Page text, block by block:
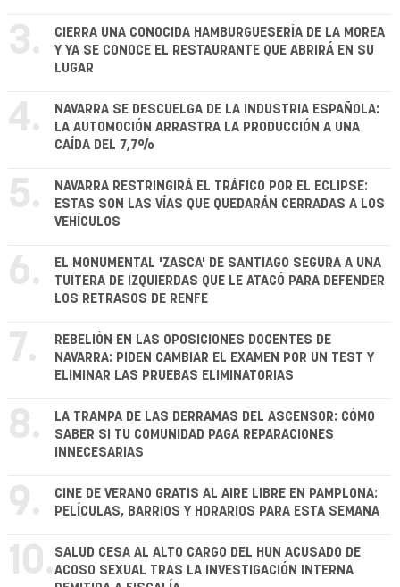
3.
CIERRA UNA CONOCIDA HAMBURGUESERÍA DE LA MOREA
Y YA SE CONOCE EL RESTAURANTE QUE ABRIRÁ EN SU
LUGAR
4.
NAVARRA SE DESCUELGA DE LA INDUSTRIA ESPAÑOLA:
LA AUTOMOCIÓN ARRASTRA LA PRODUCCIÓN A UNA
CAÍDA DEL 7,7%
5.
NAVARRA RESTRINGIRÁ EL TRÁFICO POR EL ECLIPSE:
ESTAS SON LAS VÍAS QUE QUEDARÁN CERRADAS A LOS
VEHÍCULOS
6.
EL MONUMENTAL 'ZASCA' DE SANTIAGO SEGURA A UNA
TUITERA DE IZQUIERDAS QUE LE ATACÓ PARA DEFENDER
LOS RETRASOS DE RENFE
7.
REBELIÓN EN LAS OPOSICIONES DOCENTES DE
NAVARRA: PIDEN CAMBIAR EL EXAMEN POR UN TEST Y
ELIMINAR LAS PRUEBAS ELIMINATORIAS
8.
LA TRAMPA DE LAS DERRAMAS DEL ASCENSOR: CÓMO
SABER SI TU COMUNIDAD PAGA REPARACIONES
INNECESARIAS
9.
CINE DE VERANO GRATIS AL AIRE LIBRE EN PAMPLONA:
PELÍCULAS, BARRIOS Y HORARIOS PARA ESTA SEMANA
10. SALUD CESA AL ALTO CARGO DEL HUN ACUSADO DE
ACOSO SEXUAL TRAS LA INVESTIGACIÓN INTERNA